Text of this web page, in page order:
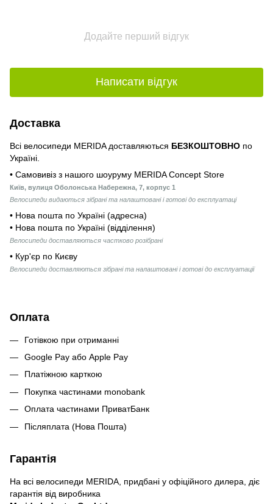
Додайте перший відгук
Написати відгук
Доставка
Всі велосипеди MERIDA доставляються БЕЗКОШТОВНО по
Україні.
• Самовивіз з нашого шоуруму MERIDA Concept Store
Київ, вулиця Оболонська Набережна, 7, корпус 1
Велосипеди видаються зібрані та налаштовані і готові до експлуатаці
• Нова пошта по Україні (адресна)
• Нова пошта по Україні (відділення)
Велосипеди доставляються частково розібрані
• Кур'єр по Києву
Велосипеди доставляються зібрані та налаштовані і готові до експлуатації
Оплата
Готівкою при отриманні
Google Pay або Apple Pay
Платіжною карткою
Покупка частинами monobank
Оплата частинами ПриватБанк
Післяплата (Нова Пошта)
Гарантія
На всі велосипеди MERIDA, придбані у офіційного дилера, діє
гарантія від виробника